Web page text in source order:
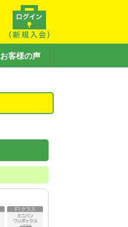
お客様の声